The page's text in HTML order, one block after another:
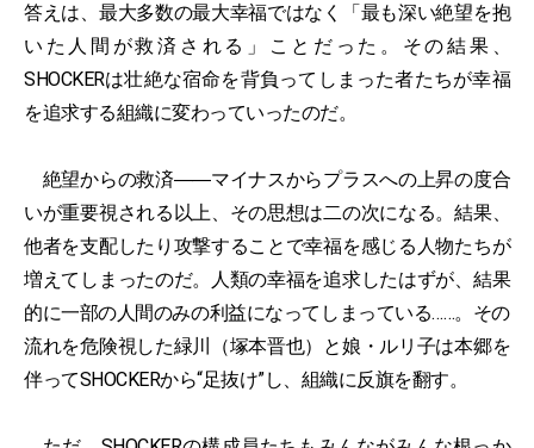
答えは、最大多数の最大幸福ではなく「最も深い絶望を抱
いた人間が救済される」ことだった。その結果、
SHOCKERは壮絶な宿命を背負ってしまった者たちが幸福
を追求する組織に変わっていったのだ。
絶望からの救済――マイナスからプラスへの上昇の度合
いが重要視される以上、その思想は二の次になる。結果、
他者を支配したり攻撃することで幸福を感じる人物たちが
増えてしまったのだ。人類の幸福を追求したはずが、結果
的に一部の人間のみの利益になってしまっている……。その
流れを危険視した緑川（塚本晋也）と娘・ルリ子は本郷を
伴ってSHOCKERから“足抜け”し、組織に反旗を翻す。